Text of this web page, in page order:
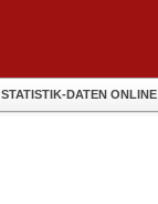
STATISTIK-DATEN ONLINE